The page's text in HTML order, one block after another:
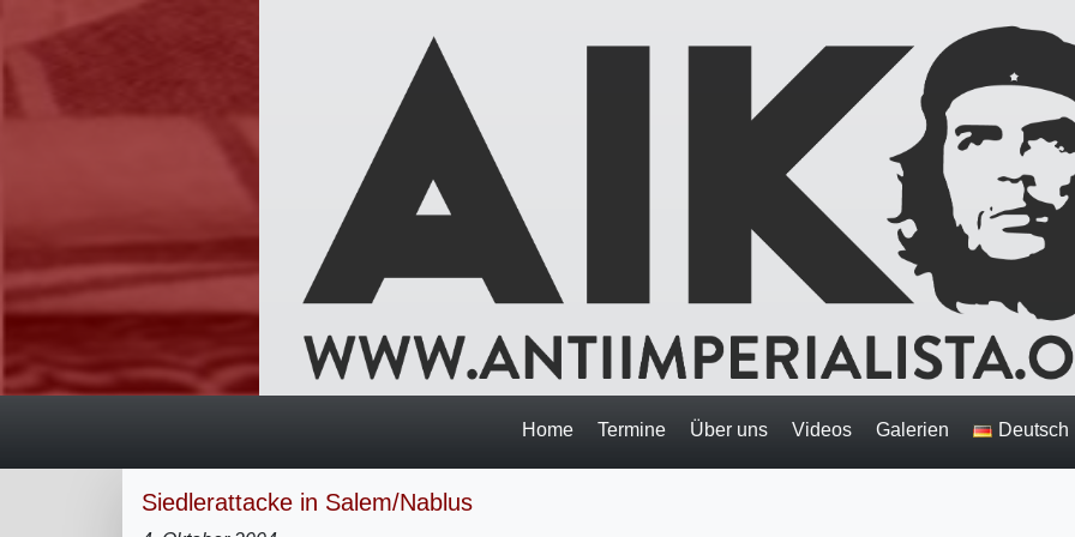
Home Termine Über uns Videos Galerien Deutsch
Siedlerattacke in Salem/Nablus